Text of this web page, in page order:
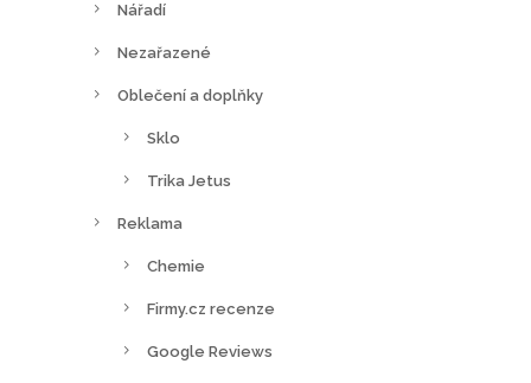
Nářadí
Nezařazené
Oblečení a doplňky
Sklo
Trika Jetus
Reklama
Chemie
Firmy.cz recenze
Google Reviews